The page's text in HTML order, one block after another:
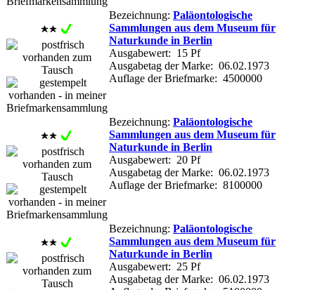
Bezeichnung: Paläontologische
Sammlungen aus dem Museum für
Naturkunde in Berlin
Ausgabewert: 15 Pf
Ausgabetag der Marke: 06.02.1973
Auflage der Briefmarke: 4500000
Bezeichnung: Paläontologische
Sammlungen aus dem Museum für
Naturkunde in Berlin
Ausgabewert: 20 Pf
Ausgabetag der Marke: 06.02.1973
Auflage der Briefmarke: 8100000
Bezeichnung: Paläontologische
Sammlungen aus dem Museum für
Naturkunde in Berlin
Ausgabewert: 25 Pf
Ausgabetag der Marke: 06.02.1973